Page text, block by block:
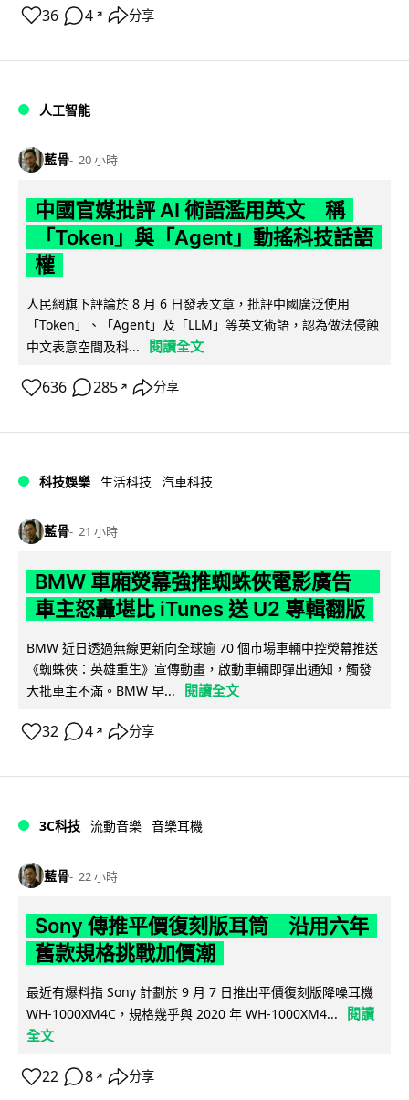
36 4 ↗ 分享
人工智能
藍骨 20 小時
中國官媒批評 AI 術語濫用英文 稱
「Token」與「Agent」動搖科技話語
權
人民網旗下評論於 8 月 6 日發表文章，批評中國廣泛使用
「Token」、「Agent」及「LLM」等英文術語，認為做法侵蝕
中文表意空間及科...
閱讀全文
636 285 ↗ 分享
科技娛樂 生活科技 汽車科技
藍骨 21 小時
BMW 車廂熒幕強推蜘蛛俠電影廣告
車主怒轟堪比 iTunes 送 U2 專輯翻版
BMW 近日透過無線更新向全球逾 70 個市場車輛中控熒幕推送
《蜘蛛俠：英雄重生》宣傳動畫，啟動車輛即彈出通知，觸發
大批車主不滿。BMW 早...
閱讀全文
32 4 ↗ 分享
3C科技 流動音樂 音樂耳機
藍骨 22 小時
Sony 傳推平價復刻版耳筒 沿用六年
舊款規格挑戰加價潮
最近有爆料指 Sony 計劃於 9 月 7 日推出平價復刻版降噪耳機
WH-1000XM4C，規格幾乎與 2020 年 WH-1000XM4...
閱讀
全文
22 8 ↗ 分享